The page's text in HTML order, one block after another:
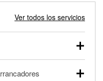
Ver todos los servicios
comerciales y